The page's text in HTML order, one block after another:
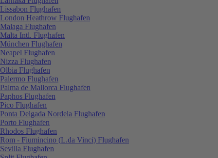
Lissabon Flughafen
London Heathrow Flughafen
Malaga Flughafen
Malta Intl. Flughafen
München Flughafen
Neapel Flughafen
Nizza Flughafen
Olbia Flughafen
Palermo Flughafen
Palma de Mallorca Flughafen
Paphos Flughafen
Pico Flughafen
Ponta Delgada Nordela Flughafen
Porto Flughafen
Rhodos Flughafen
Rom - Fiumincino (L.da Vinci) Flughafen
Sevilla Flughafen